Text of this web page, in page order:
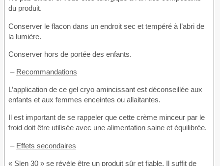
du produit.
Conserver le flacon dans un endroit sec et tempéré à l’abri de
la lumière.
Conserver hors de portée des enfants.
– Recommandations
L’application de ce gel cryo amincissant est déconseillée aux
enfants et aux femmes enceintes ou allaitantes.
Il est important de se rappeler que cette crème minceur par le
froid doit être utilisée avec une alimentation saine et équilibrée.
– Effets secondaires
« Slen 30 » se révèle être un produit sûr et fiable. Il suffit de